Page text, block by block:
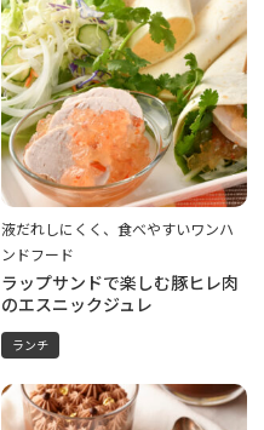
液だれしにくく、食べやすいワンハ
ンドフード
ラップサンドで楽しむ豚ヒレ肉
のエスニックジュレ
ランチ